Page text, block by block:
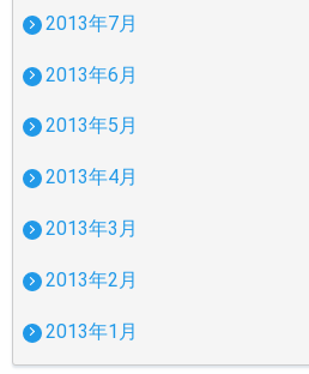
2013年7月
2013年6月
2013年5月
2013年4月
2013年3月
2013年2月
2013年1月